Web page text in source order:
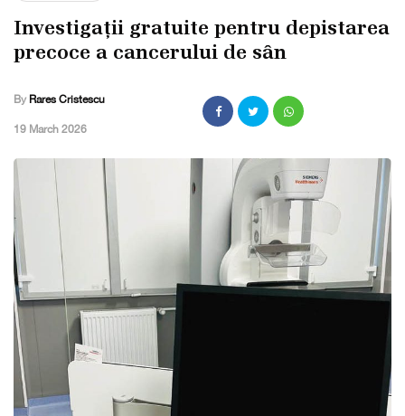
Investigații gratuite pentru depistarea
precoce a cancerului de sân
By Rares Cristescu
,19 March 2026